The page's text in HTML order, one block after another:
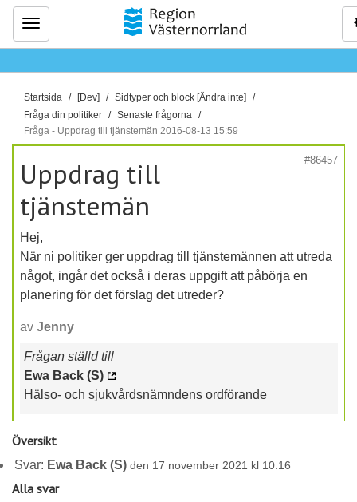
Meny
D
u
ä
h
ä
r
:
Startsida [Dev]
Sidtyper och block [Ändra inte]
Fråga din politiker
Senaste frågorna
Fråga - Uppdrag till tjänstemän 2016-08-13 15:59
#86457
Uppdrag till
tjänstemän
Hej,
När ni politiker ger uppdrag till tjänstemännen att utreda
något, ingår det också i deras uppgift att påbörja en
planering för det förslag det utreder?
av Jenny
Frågan ställd till
Ewa Back (S)
Hälso- och sjukvårdsnämndens ordförande
Översikt
Svar: Ewa Back (S) den 17 november 2021 kl 10.16
Alla svar